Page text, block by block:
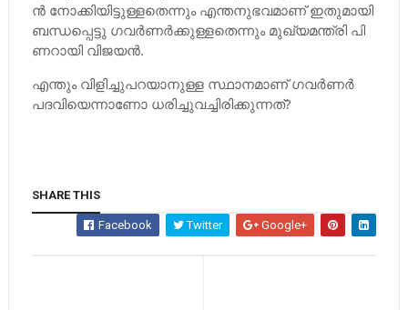
ന്‍ നോ​​​ക്കി​​​യി​​​ട്ടു​​​ള്ള​​​തെ​​​ന്നും എ​​​ന്ത​​​നു​​​ഭ​​​വ​​​മാ​​​ണ് ഇ​​​തു​​​മാ​​​യി
ബ​​​ന്ധ​​​പ്പെ​​​ട്ടു ഗ​​​വ​​​ര്‍​​​ണ​​​ര്‍​​​ക്കു​​​ള്ള​​​തെ​​​ന്നും മു​​​ഖ്യ​​​മ​​​ന്ത്രി പി​​​
ണ​​​റാ​​​യി വി​​​ജ​​​യ​​​ന്‍.
എന്തും വിളിച്ചുപറയാനുള്ള സ്ഥാനമാണ് ഗവര്‍ണര്‍
പദവിയെന്നാണോ ധരിച്ചുവച്ചിരിക്കുന്നത്?
SHARE THIS
Facebook Twitter Google+